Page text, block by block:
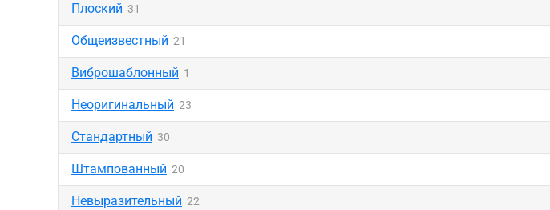
Плоский 31
Общеизвестный 21
Виброшаблонный 1
Неоригинальный 23
Стандартный 30
Штампованный 20
Невыразительный 22